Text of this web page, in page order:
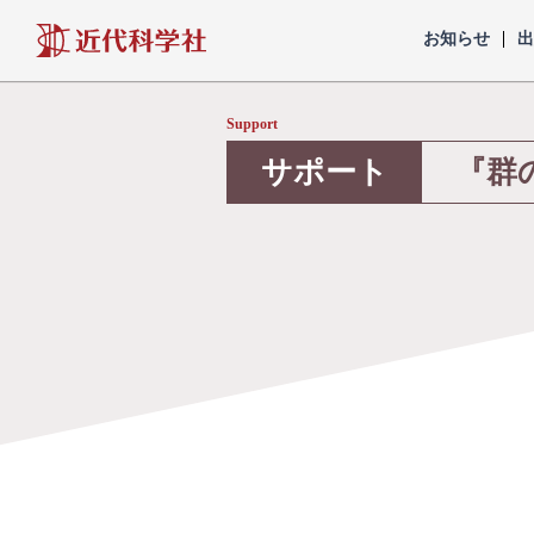
近代科学社
お知らせ
Support
サポート 『